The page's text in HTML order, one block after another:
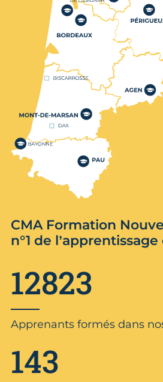
CMA Formation
n°1 de
12823
Apprenants formés dans
143